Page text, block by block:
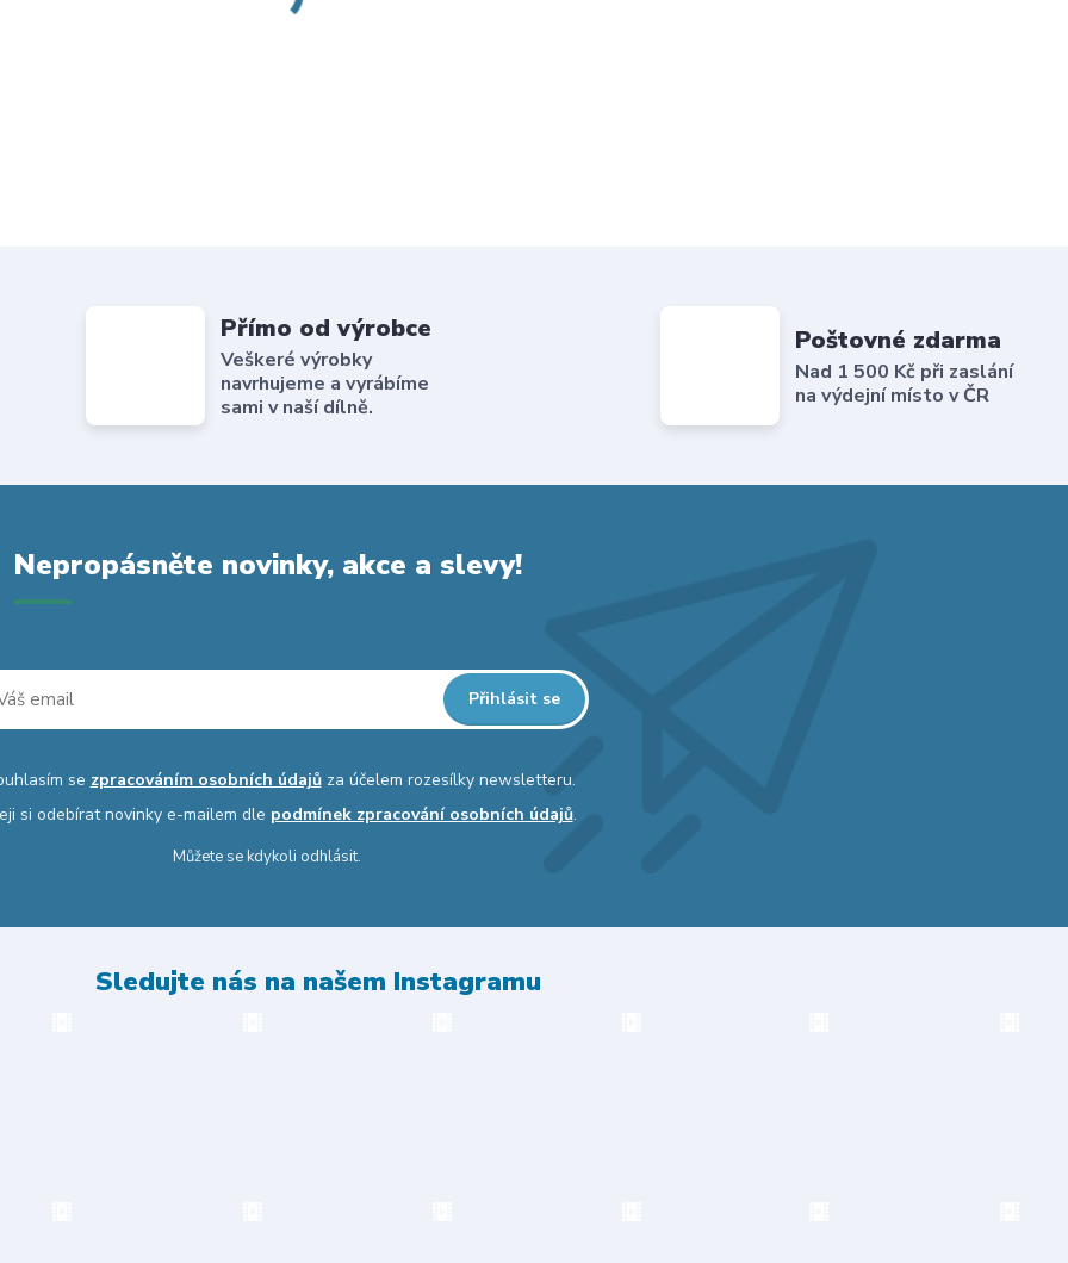
Přímo od výrobce
Veškeré výrobky
navrhujeme a vyrábíme
sami v naší dílně.
Poštovné zdarma
Nad 1 500 Kč při zaslání
na výdejní místo v ČR
Nepropásněte novinky, akce a slevy!
Přihlásit se
se zpracováním osobních údajůza účelem rozesílky newsletteru.
si odebírat novinky e-mailem dle podmínek zpracování osobních údajů.
Můžete se kdykoli odhlásit.
Sledujte nás na našem Instagramu